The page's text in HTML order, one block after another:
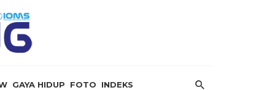
GAYA HIDUP FOTO INDEKS